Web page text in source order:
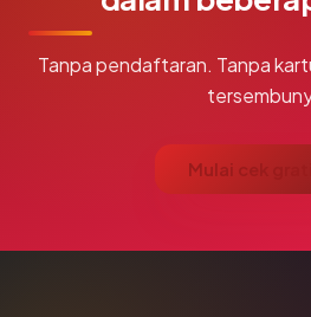
Tanpa pendaftaran. Tanpa
Mulai cek